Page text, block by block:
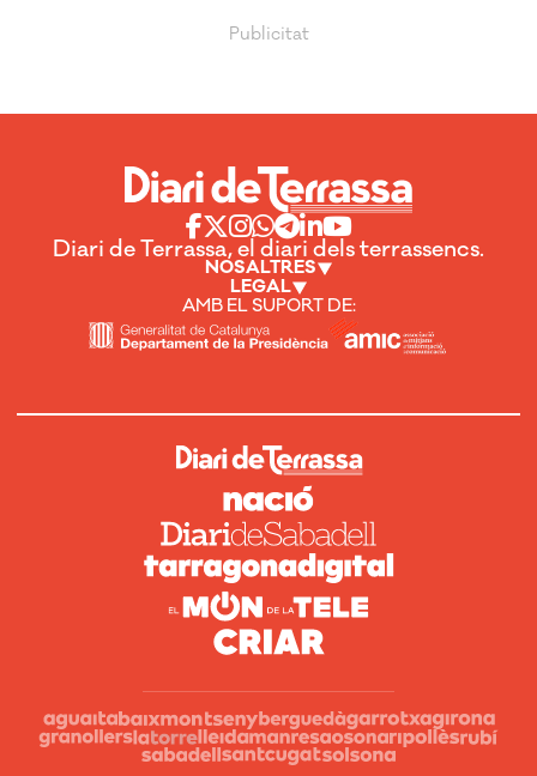
Diari de Terrassa, el diari dels terrassencs.
NOSALTRES
LEGAL
AMB EL SUPORT DE: